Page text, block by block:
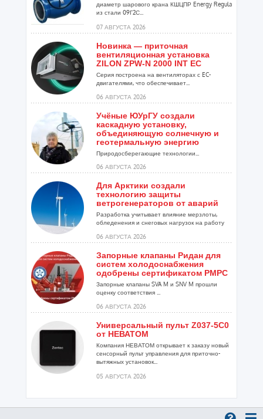
диаметр шарового крана КШЦПР Energy Regula
из стали 09Г2С...
07 АВГУСТА 2026
Новинка — приточная
вентиляционная установка
ZILON ZPW-N 2000 INT EC
Серия построена на вентиляторах с EC-
двигателями, что обеспечивает...
06 АВГУСТА 2026
Учёные ЮУрГУ создали
каскадную установку,
объединяющую солнечную и
геотермальную энергию
Природосберегающие технологии...
06 АВГУСТА 2026
Для Арктики создали
технологию защиты
ветрогенераторов от аварий
Разработка учитывает влияние мерзлоты,
обледенения и снеговых нагрузок на работу
06 АВГУСТА 2026
Запорные клапаны Ридан для
систем холодоснабжения
одобрены сертификатом РМРС
Запорные клапаны SVA M и SNV M прошли
оценку соответствия ...
06 АВГУСТА 2026
Универсальный пульт Z037-5C0
от НЕВАТОМ
Компания НЕВАТОМ открывает к заказу новый
сенсорный пульт управления для приточно-
вытяжных установок...
05 АВГУСТА 2026